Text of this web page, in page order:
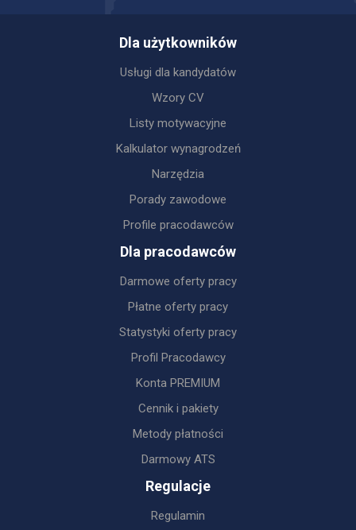
Dla użytkowników
Usługi dla kandydatów
Wzory CV
Listy motywacyjne
Kalkulator wynagrodzeń
Narzędzia
Porady zawodowe
Profile pracodawców
Dla pracodawców
Darmowe oferty pracy
Płatne oferty pracy
Statystyki oferty pracy
Profil Pracodawcy
Konta PREMIUM
Cennik i pakiety
Metody płatności
Darmowy ATS
Regulacje
Regulamin